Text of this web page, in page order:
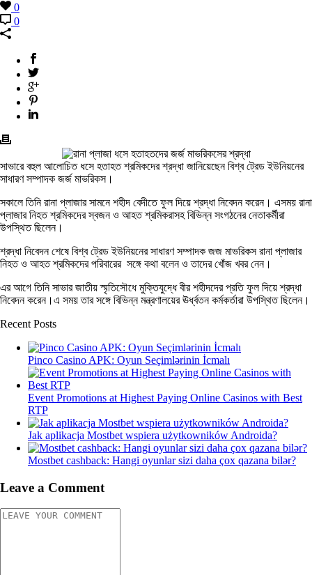
0
0
সাভারে বহুল আলোচিত ধসে হতাহত শ্রমিকদের শ্রদ্ধা জানিয়েছেন বিশ্ব ট্রেড ইউনিয়নের
সাধারণ সম্পাদক জর্জ মাভরিকস।
সকালে তিনি রানা প্লাজার সামনে শহীদ বেদীতে ফুল দিয়ে শ্রদ্ধা নিবেদন করেন। এসময় রানা
প্লাজার নিহত শ্রমিকদের স্বজন ও আহত শ্রমিকরাসহ বিভিন্ন সংগঠনের নেতাকর্মীরা
উপস্থিত ছিলেন।
শ্রদ্ধা নিবেদন শেষে বিশ্ব ট্রেড ইউনিয়নের সাধারণ সম্পাদক জজ মাভরিকস রানা প্লাজার
নিহত ও আহত শ্রমিকদের পরিবারের সঙ্গে কথা বলেন ও তাদের খোঁজ খবর নেন।
এর আগে তিনি সাভার জাতীয় স্মৃতিসৌধে মুক্তিযুদ্ধে বীর শহীদদের প্রতি ফুল দিয়ে শ্রদ্ধা
নিবেদন করেন।এ সময় তার সঙ্গে বিভিন্ন মন্ত্রণালয়ের ঊর্ধ্বতন কর্মকর্তারা উপস্থিত ছিলেন।
Recent Posts
Pinco Casino APK: Oyun Seçimlərinin İcmalı
Event Promotions at Highest Paying Online Casinos with Best
RTP
Jak aplikacja Mostbet wspiera użytkowników Androida?
Mostbet cashback: Hangi oyunlar sizi daha çox qazana bilər?
Leave a Comment